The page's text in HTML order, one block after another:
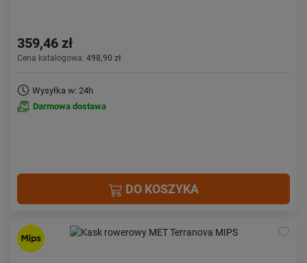
359,46 zł
Cena katalogowa: 498,90 zł
Wysyłka w: 24h
Darmowa dostawa
DO KOSZYKA